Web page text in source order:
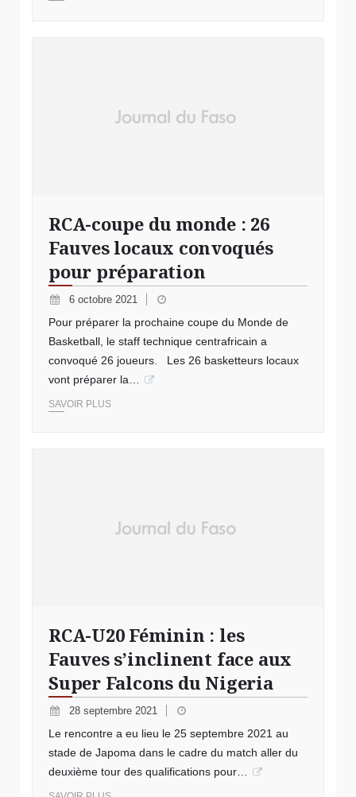
RCA-coupe du monde : 26
Fauves locaux convoqués
pour préparation
6 octobre 2021
Pour préparer la prochaine coupe du Monde de
Basketball, le staff technique centrafricain a
convoqué 26 joueurs. Les 26 basketteurs locaux
vont préparer la…
SAVOIR PLUS
RCA-U20 Féminin : les
Fauves s’inclinent face aux
Super Falcons du Nigeria
28 septembre 2021
Le rencontre a eu lieu le 25 septembre 2021 au
stade de Japoma dans le cadre du match aller du
deuxième tour des qualifications pour…